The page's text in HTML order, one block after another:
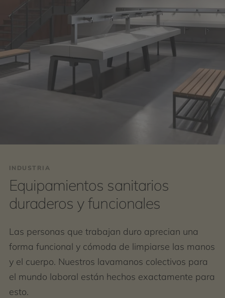
INDUSTRIA
Equipamientos sanitarios
duraderos y funcionales
Las personas que trabajan duro aprecian una
forma funcional y cómoda de limpiarse las manos
y el cuerpo. Nuestros lavamanos colectivos para
el mundo laboral están hechos exactamente para
esto.